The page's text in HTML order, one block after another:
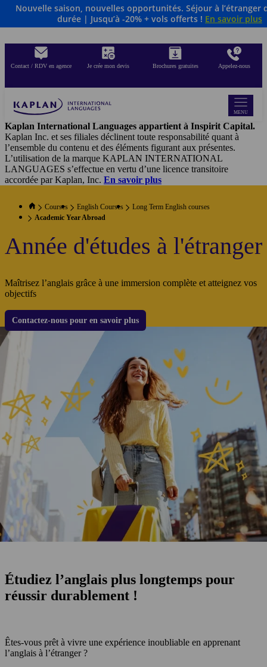
Aller
principal
Contact / RDV en agence Je crée mon devis Brochures gratuites Appelez-nous
MENU
Kaplan International Languages appartient à Inspirit Capital.
Kaplan Inc. et ses filiales déclinent toute responsabilité quant à
l’ensemble du contenu et des éléments figurant aux présentes.
L’utilisation de la marque KAPLAN INTERNATIONAL
LANGUAGES s’effectue en vertu d’une licence transitoire
accordée par Kaplan, Inc. En savoir plus
Nouvelle saison, nouvelles opportunités. Séjour à l’étranger
durée | Jusqu’à -20% + vols offerts ! En savoir plus
Courses English Courses
Long Term English courses
Academic Year Abroad
Année d'études à l'étranger
Maîtrisez l’anglais grâce à une immersion complète et atteignez vos
objectifs
Contactez-nous pour en savoir plus
Étudiez l’anglais plus longtemps pour
réussir durablement !
Êtes-vous prêt à vivre une expérience inoubliable en apprenant
l’anglais à l’étranger ?